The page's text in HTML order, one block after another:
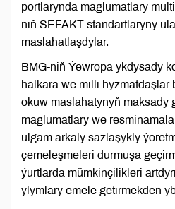
portlarynda maglumatlary
niň SEFAKT standartlaryny
maslahatlaşdylar.
BMG-niň Ýewropa ykdysady
halkara we milli hyzmatdaşlar
okuw maslahatynyň maksady
maglumatlary we
ulgam arkaly sazlaşykly
çemeleşmeleri durmuşa
ýurtlarda mümkinçilikleri
ylymlary emele getirmekden